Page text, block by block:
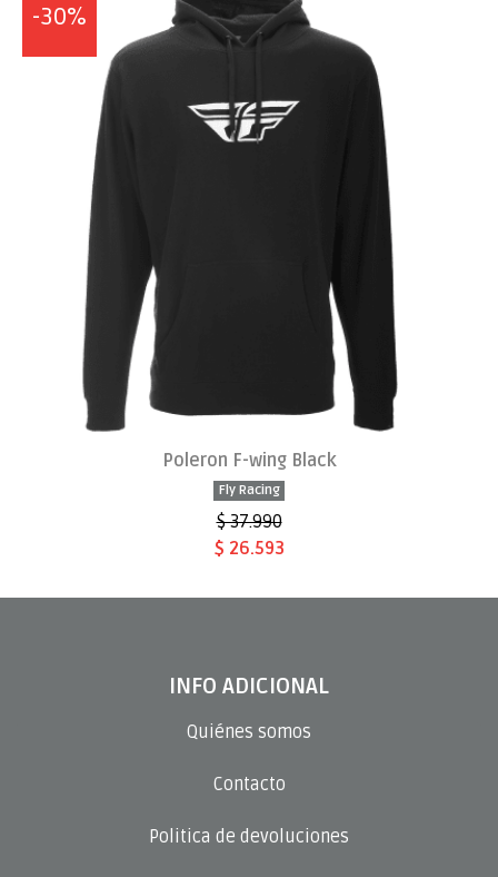
-30%
Poleron F-wing Black
Fly Racing
$ 37.990
$ 26.593
INFO ADICIONAL
Quiénes somos
Contacto
Politica de devoluciones